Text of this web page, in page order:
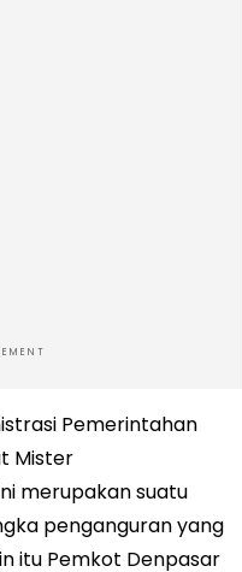
Pemerintahan
Mister
merupakan suatu
penganguran yang
itu Pemkot Denpasar